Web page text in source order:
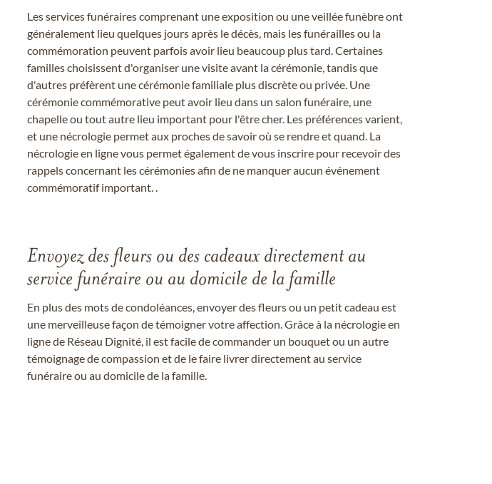
Les services funéraires comprenant une exposition ou une veillée funèbre ont
généralement lieu quelques jours après le décès, mais les funérailles ou la
commémoration peuvent parfois avoir lieu beaucoup plus tard. Certaines
familles choisissent d'organiser une visite avant la cérémonie, tandis que
d'autres préfèrent une cérémonie familiale plus discrète ou privée. Une
cérémonie commémorative peut avoir lieu dans un salon funéraire, une
chapelle ou tout autre lieu important pour l'être cher. Les préférences varient,
et une nécrologie permet aux proches de savoir où se rendre et quand. La
nécrologie en ligne vous permet également de vous inscrire pour recevoir des
rappels concernant les cérémonies afin de ne manquer aucun événement
commémoratif important. .
Envoyez des fleurs ou des cadeaux directement au
service funéraire ou au domicile de la famille
En plus des mots de condoléances, envoyer des fleurs ou un petit cadeau est
une merveilleuse façon de témoigner votre affection. Grâce à la nécrologie en
ligne de Réseau Dignité, il est facile de commander un bouquet ou un autre
témoignage de compassion et de le faire livrer directement au service
funéraire ou au domicile de la famille.